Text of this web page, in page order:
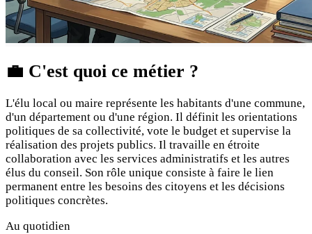
💼 C'est quoi ce métier ?
L'élu local ou maire représente les habitants d'une commune,
d'un département ou d'une région. Il définit les orientations
politiques de sa collectivité, vote le budget et supervise la
réalisation des projets publics. Il travaille en étroite
collaboration avec les services administratifs et les autres
élus du conseil. Son rôle unique consiste à faire le lien
permanent entre les besoins des citoyens et les décisions
politiques concrètes.
Au quotidien